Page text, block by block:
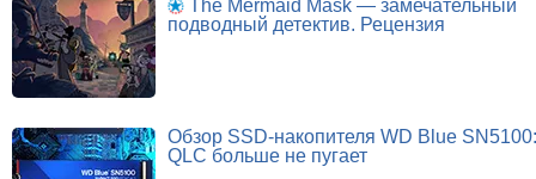
The Mermaid Mask — замечательный
подводный детектив. Рецензия
Обзор SSD-накопителя WD Blue SN5100:
QLC больше не пугает